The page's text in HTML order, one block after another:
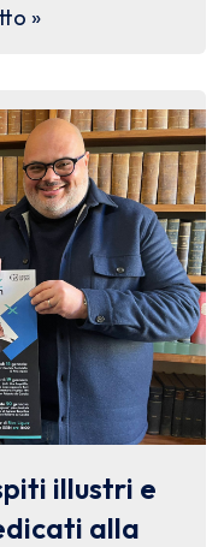
»
illustri e
alla